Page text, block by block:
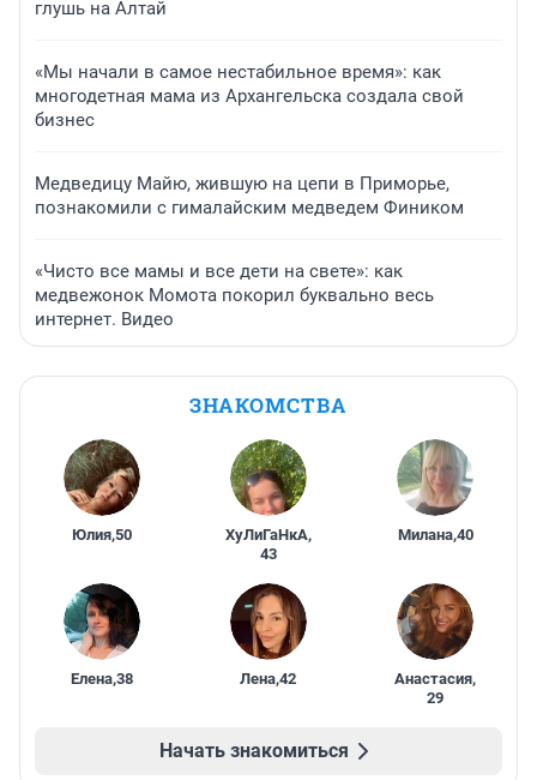
глушь на Алтай
«Мы начали в самое нестабильное время»: как
многодетная мама из Архангельска создала свой
бизнес
Медведицу Майю, жившую на цепи в Приморье,
познакомили с гималайским медведем Фиником
«Чисто все мамы и все дети на свете»: как
медвежонок Момота покорил буквально весь
интернет. Видео
ЗНАКОМСТВА
Юлия,50 ХуЛиГаНкА,
43
Милана,40
Елена,38 Лена,42 Анастасия,
29
Начать знакомиться